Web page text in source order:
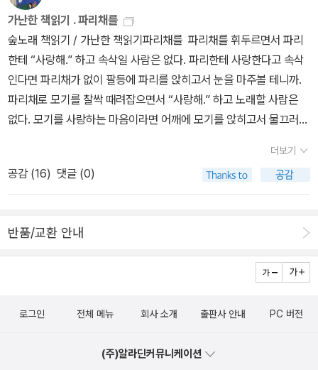
갖춘 김이나 작가의 팬이 된건 어쩌면 당연한 일 일것이다.​이번 일상
을 다룬 에세이로 그녀의 글들 중에가장 주목을 끈건 아무래도 불안
과 불면에 대한그녀의 자세였던 것 같다.​아무일도 일어나지 않을 것
을 알면서도불안한 일상과 이어지는 불면의 밤에 대한 두려움속에서
이대로도 괜찮다고, 기억하고 싶은 하루가 조금 더 길어질 뿐이라고
위로하는 밤...​괜찮은 어른을 만나지 못하는 요즘으로썬존경할만한
사람,믿고 의지할만한 사람에 대한 결핍이세상을 유영하며 안식처를
찾지 못하곤 했는데그런 어른이 주위에 있다는게 부럽기도 하다.​여전
히 무더운 주말,꼬맹인 몰타에서 만난 일본친구들을 맞으러서촌으로
음반’을 한참 내놓았고, 서태지 씨가 ‘검정필·심의필 가위질’을 받느니
“음반을 안 내겠다”고 외친 뒤로 하루아침에 “음반 검정필·심의필 가
위질”은 자취를 감추었다. 어떤 목소리이든 홀가분하게 낼 수 있어야
들꽃누리(민주국가)이다. 외곬로 길들이거나 물들일 적에는 사슬나
라(독재정치)가 판치게 마련이다. 여태 ‘검정필·심의필 가위질’을 치
워내려고 기나긴날에 걸쳐 숱한 사람이 땀흘렸고 피흘렸다. 그런데
어찌된 셈인지, 나라가 거꾸로 돌아간다. ‘입틀막법(2026.7.7.허위조
작정보 근절법)’이 태어나고야 만다. 그야말로 ‘입틀막’을 하겠다는
재갈이자 차꼬이다. 겉으로는 ‘거짓말(가짜뉴스)’을 솎아낸다고 하지
로도 못 간다. 이름만 바꾼 ‘검정필·심의필 가위질’을 선보이면서 잘못
말만 바로잡겠다는데 뭐가 잘못이냐?” 하고 말하는 분은 참으로 가위
질에 휘둘리는 셈이다. 나라(정부)가 잘못 매기고 엉뚱하게 따져서 서
른 해나 쉰 해 동안 눈물로 지새운 분이 수두룩하다. 우리 스스로도 나
·군사독재)를 벌써 잊었을까? 조선 500해에 걸쳐서 ‘임금 귀에 거슬
가난한 책읽기 . 파리채를
숲노래 책읽기 / 가난한 책읽기파리채를 파리채를 휘두르면서 파리
한테 “사랑해.” 하고 속삭일 사람은 없다. 파리한테 사랑한다고 속삭
인다면 파리채가 없이 팔등에 파리를 앉히고서 눈을 마주볼 테니까.
파리채로 모기를 찰싹 때려잡으면서 “사랑해.” 하고 노래할 사람은
없다. 모기를 사랑하는 마음이라면 어깨에 모기를 앉히고서 물끄러미
만 파리모기가 적을 수 있다. 풀밭에서 몇 마리 만나기는 하되 이 몇
마리가 다라 할 수 있다. 우리집 어귀로 나오면 이미 마을이며 읍내이
며 파리모기는 꽤 많다. 서울이며 큰고장으로 일하러 나설 적에도 파
태워도 파리모기는 서울이며 큰고장에서 안 줄고 안 사라진다. 새가
줄면 파리모기가 는다. 개구리와 사마귀가 사라지면 파리모기가 춤춘
다. 아주 쉬운 숲얼개이다. 우리는 이 땅에서 들숲메바다를 망가뜨리
그릇 곁으로 나무가 한 그루씩 자랄 땅뙈기를 푸르게 넓혀야지 싶다.
잿더미(아파트)는 이제 걷어내고서 골목집으로 나즈막이 어깨동무를
더보기
공감 (16) 댓글 (0)
반품/교환 안내
로그인 전체 메뉴 회사 소개 출판사 안내 PC 버전
(주)알라딘커뮤니케이션